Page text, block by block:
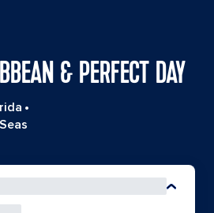
& PERFECT DAY
•